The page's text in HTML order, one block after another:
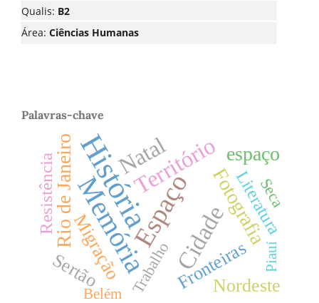
Qualis: B2
Área: Ciências Humanas
Palavras-chave
História
MemóriaEspaçoCidade
Território
Natal
Fotografia
Rio de Janeiro espaço
Migração Fronteiras
Sertão Nordeste
Resistência Literatura
Trabalho
Seca
Piauí
Belém